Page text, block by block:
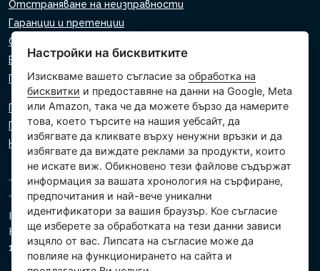
Отстраняване на неизправности
Гаранции и претенции
Списък на търговците на дребно
Виртуален асистент
Пишете ни
Политика за поверителност
Политика за използване на бисквитки
Настройки на бисквитките
Intex Trading, s.r.o.
Hradecká 2526/3
130 00 Прага 3 - Чешка република
Настройки на бисквитките
Изискваме вашето съгласие заобработка на
бисквитки и предоставяне на данни на Google, Meta
или Amazon, така че да можете бързо да намерите
това, което търсите на нашия уебсайт, да
избягвате да кликвате върху ненужни връзки и да
избягвате да виждате реклами за продукти, които
не искате виж. Обикновено тези файлове съдържат
информация за вашата хронология на сърфиране,
предпочитания и най-вече уникални
идентификатори за вашия браузър. Кое съгласие
ще изберете за обработката на тези данни зависи
изцяло от вас. Липсата на съгласие може да
повлияе на функционирането на сайта и